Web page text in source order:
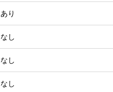
あり
なし
なし
なし